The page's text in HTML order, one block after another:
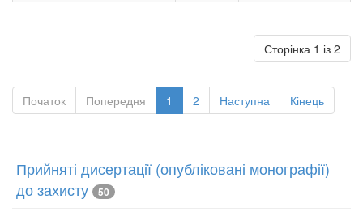
Сторінка 1 із 2
Початок Попередня 1 2 Наступна Кінець
Прийняті дисертації (опубліковані монографії)
до захисту
50